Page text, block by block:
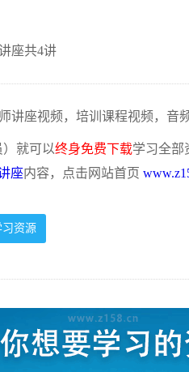
座共4讲
座视频，培训课程视频，音频
就可以终身免费下载学习全部
座内容，点击网站首页
资源